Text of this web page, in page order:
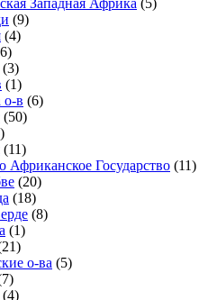
(9)
(4)
(3)
(1)
о-в (6)
(50)
(11)
Африканское Государство (11)
(20)
(18)
(8)
(1)
о-ва (5)
(4)